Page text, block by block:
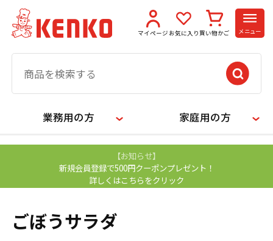
マイページ お気に入り 買い物かご メニュー
業務用の方 家庭用の方
【お知らせ】
新規会員登録で500円クーポンプレゼント！
詳しくはこちらをクリック
ごぼうサラダ